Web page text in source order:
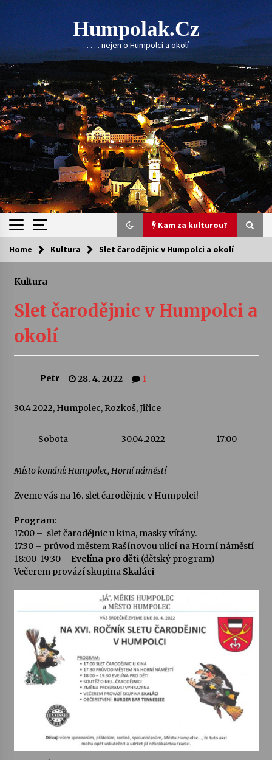
Skip
to
content
Humpolak.cz
. . . . . nejen o Humpolci a okolí
Kam za kulturou?
Kam za kulturou?
Sukuba Ensemble
4. 8. 2026
kapkou
Veselí muzikanti
šedesátka: 28. 7.–1. 8. 2026
28. 7. 2026
Votavžatský ploty
Letní koncerty ve Stromovce: Rufus Miller
22. 7. 2026
Vysočinka
17. 7. 2026
Ozvěny prázdnin
14. 7. 2026
Home Kultura Slet čarodějnic v Humpolci a okolí
Kultura
Slet čarodějnic v Humpolci a
okolí
Petr 28. 4. 2022 1
30.4.2022, Humpolec, Rozkoš, Jiřice
Sobota 30.04.2022 17:00
Místo konání: Humpolec, Horní náměstí
Zveme vás na 16. slet čarodějnic v Humpolci!
Program:
17:00 – slet čarodějnic u kina, masky vítány.
17:30 – průvod městem Rašínovou ulicí na Horní náměstí
18:00-19:30 – Evelína pro děti (dětský program)
Večerem provází skupina Skaláci